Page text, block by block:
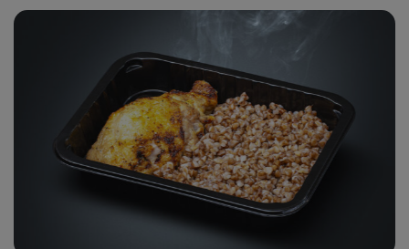
Овощи на
Салаты
К